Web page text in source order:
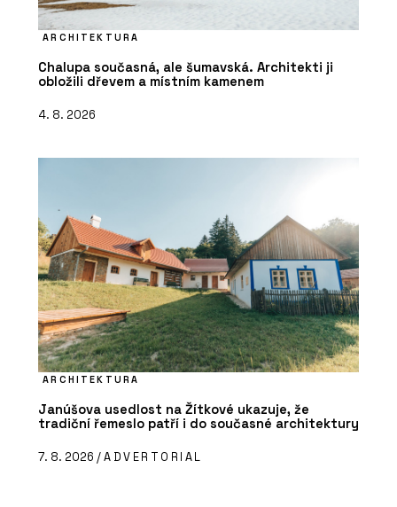
ARCHITEKTURA
Chalupa současná, ale šumavská. Architekti ji
obložili dřevem a místním kamenem
4. 8. 2026
ARCHITEKTURA
Janúšova usedlost na Žítkové ukazuje, že
tradiční řemeslo patří i do současné architektury
7. 8. 2026 /ADVERTORIAL